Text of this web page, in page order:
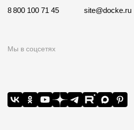
8 800 100 71 45 site@docke.ru
Мы в соцсетях